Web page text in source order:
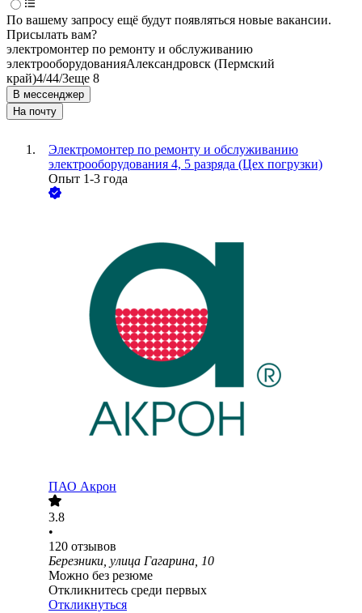
По вашему запросу ещё будут появляться новые вакансии.
Присылать вам?
электромонтер по ремонту и обслуживанию
электрооборудованияАлександровск (Пермский
край)4/44/3еще 8
В мессенджер
На почту
Электромонтер по ремонту и обслуживанию
электрооборудования 4, 5 разряда (Цех погрузки)
Опыт 1-3 года
ПАО Акрон
3.8
•
120 отзывов
Березники, улица Гагарина, 10
Можно без резюме
Откликнитесь среди первых
Откликнуться